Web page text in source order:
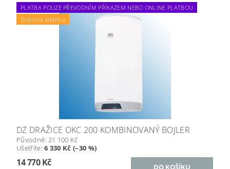
PLATBA POUZE PŘEVODNÍM PŘÍKAZEM NEBO ONLINE PLATBOU
Doprava zdarma
DZ DRAŽICE OKC 200 KOMBINOVANÝ BOJLER
Původně: 21 100 Kč
Ušetříte:6 330 Kč (–30 %)
14 770 Kč